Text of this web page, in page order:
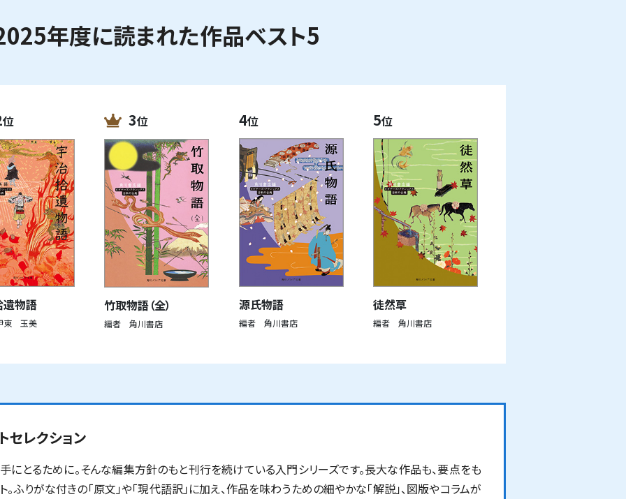
年度に読まれた作品ベスト5
位
遺物語
東 玉美
3位
竹取物語（全）
編者 角川書店
4位
源氏物語
編者 角川書店
5位
徒然草
編者 角川書店
セレクション
にとるために。そんな編集方針のもと刊行を続けている入門シリーズです。長大な作品も、要点をも
。ふりがな付きの「原文」や「現代語訳」に加え、作品を味わうための細やかな「解説」、図版やコラムが